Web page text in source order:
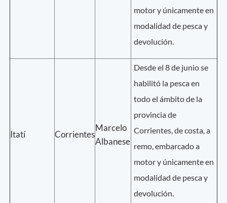
motor y únicamente en
modalidad de pesca y
devolución.
Itatí Corrientes
Marcelo
Albanese
Desde el 8 de junio se
habilitó la pesca en
todo el ámbito de la
provincia de
Corrientes, de costa, a
remo, embarcado a
motor y únicamente en
modalidad de pesca y
devolución.